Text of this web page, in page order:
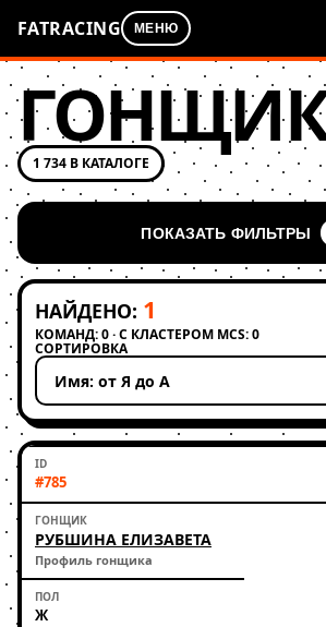
FATRACING МЕНЮ
1 734 В КАТАЛОГЕ
ПОКАЗАТЬ ФИЛЬТРЫ
НАЙДЕНО: 1
КОМАНД: 0 · С КЛАСТЕРОМ MCS: 0
СОРТИРОВКА
Применить сортировку
#785
РУБШИНА ЕЛИЗАВЕТА
Профиль гонщика
Ж